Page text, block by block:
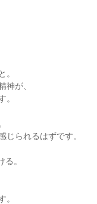
。
神が、
。
じられるはずです。
。
。